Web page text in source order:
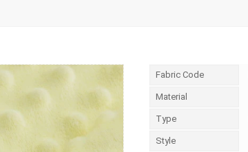
Fabric Code
Material
Type
Style